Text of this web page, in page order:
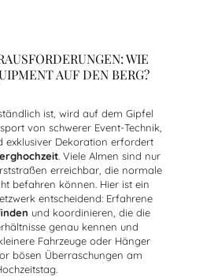
WIE
AUF DEN BERG?
ist, wird auf dem Gipfel
von schwerer Event-Technik,
exklusiver Dekoration erfordert
. Viele Almen sind nur
erreichbar, die normale
befahren können. Hier ist ein
entscheidend: Erfahrene
und koordinieren, die die
genau kennen und
Fahrzeuge oder Hänger
bösen Überraschungen am